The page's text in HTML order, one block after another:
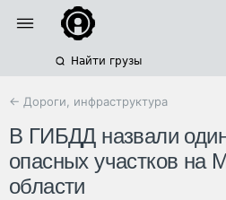
Найти грузы
← Дороги, инфраструктура
В ГИБДД назвали
опасных участков на
области